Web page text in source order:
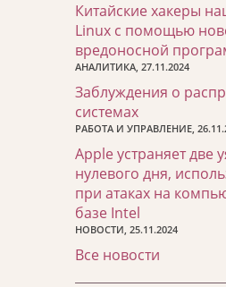
Китайские хакеры
Linux с помощью
вредоносной
АНАЛИТИКА, 27.11.2024
Заблуждения о
системах
РАБОТА И УПРАВЛЕНИЕ,
Apple устраняет две
нулевого дня,
при атаках на
базе Intel
НОВОСТИ, 25.11.2024
Все новости